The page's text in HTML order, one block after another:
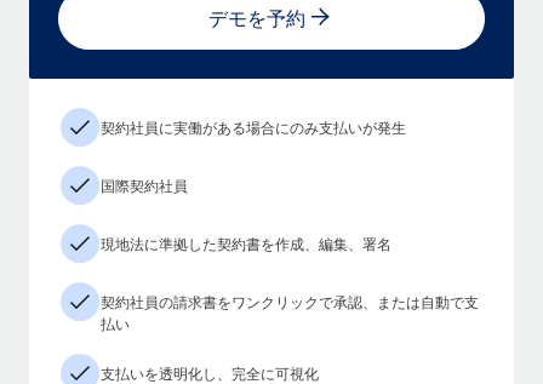
デモを予約
契約社員に実働がある場合にのみ支払いが発生
国際契約社員
現地法に準拠した契約書を作成、編集、署名
契約社員の請求書をワンクリックで承認、または自動で支
払い
支払いを透明化し、完全に可視化